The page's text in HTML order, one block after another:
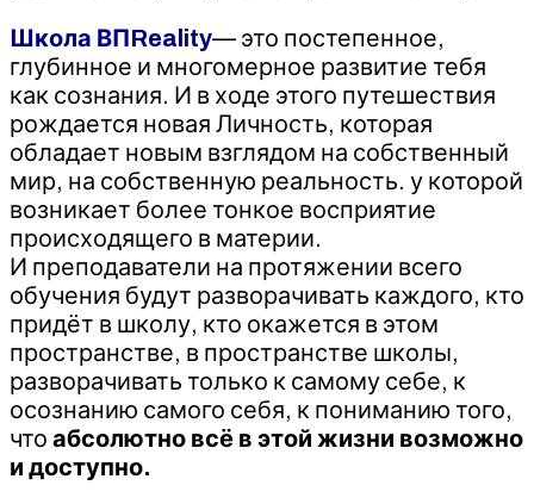
Школа ВПReality— это постепенное,
глубинное и многомерное развитие тебя
как сознания. И в ходе этого путешествия
рождается новая Личность, которая
обладает новым взглядом на собственный
мир, на собственную реальность. у которой
возникает более тонкое восприятие
происходящего в материи.
И преподаватели на протяжении всего
обучения будут разворачивать каждого, кто
придёт в школу, кто окажется в этом
пространстве, в пространстве школы,
разворачивать только к самому себе, к
осознанию самого себя, к пониманию того,
что абсолютно всё в этой жизни возможно
и доступно.